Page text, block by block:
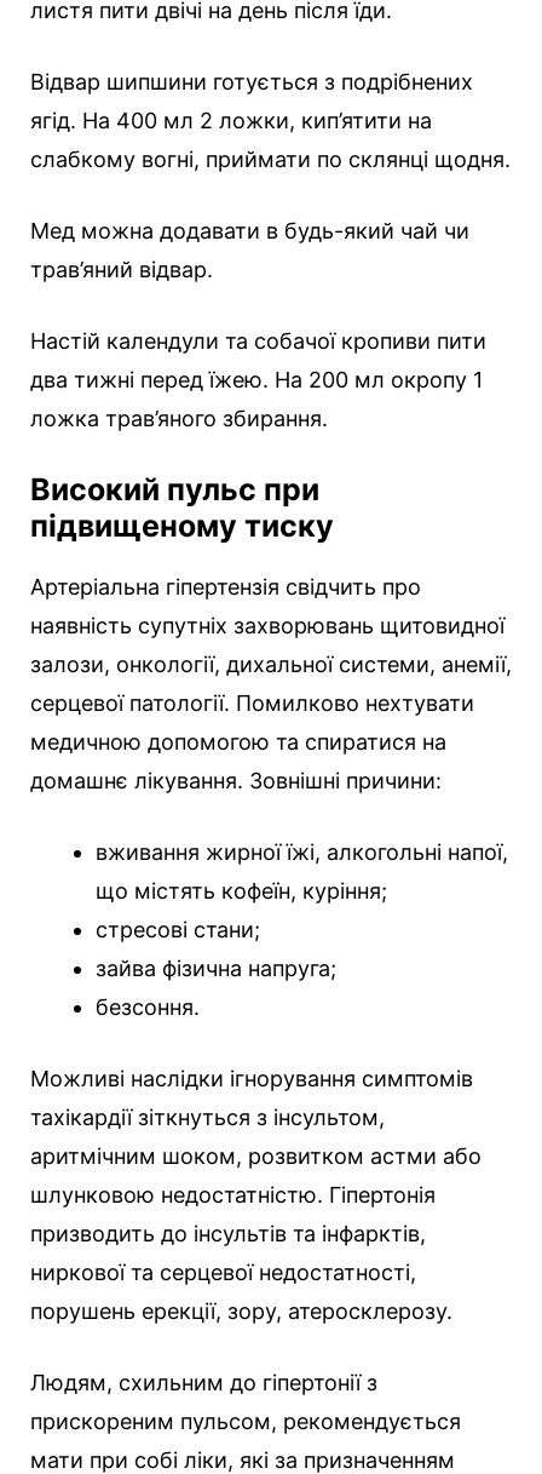
листя пити двічі на день після їди.
Відвар шипшини готується з подрібнених
ягід. На 400 мл 2 ложки, кип’ятити на
слабкому вогні, приймати по склянці щодня.
Мед можна додавати в будь-який чай чи
трав’яний відвар.
Настій календули та собачої кропиви пити
два тижні перед їжею. На 200 мл окропу 1
ложка трав’яного збирання.
Високий пульс при
підвищеному тиску
Артеріальна гіпертензія свідчить про
наявність супутніх захворювань щитовидної
залози, онкології, дихальної системи, анемії,
серцевої патології. Помилково нехтувати
медичною допомогою та спиратися на
домашнє лікування. Зовнішні причини:
вживання жирної їжі, алкогольні напої,
що містять кофеїн, куріння;
стресові стани;
зайва фізична напруга;
безсоння.
Можливі наслідки ігнорування симптомів
тахікардії зіткнуться з інсультом,
аритмічним шоком, розвитком астми або
шлунковою недостатністю. Гіпертонія
призводить до інсультів та інфарктів,
ниркової та серцевої недостатності,
порушень ерекції, зору, атеросклерозу.
Людям, схильним до гіпертонії з
прискореним пульсом, рекомендується
мати при собі ліки, які за призначенням